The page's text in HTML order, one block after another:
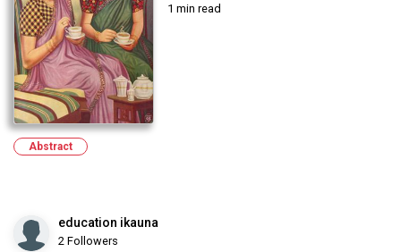
1 min read
Abstract
education ikauna
2 Followers